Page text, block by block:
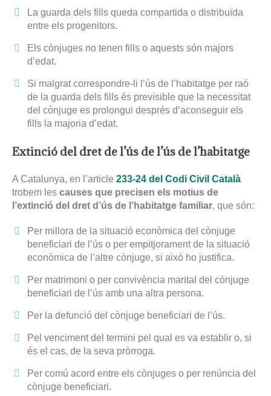
La guarda dels fills queda compartida o distribuïda
entre els progenitors.
Els cònjuges no tenen fills o aquests són majors
d’edat.
Si malgrat correspondre-li l’ús de l’habitatge per raó
de la guarda dels fills és previsible que la necessitat
del cònjuge es prolongui després d’aconseguir els
fills la majoria d’edat.
Extinció del dret de l’ús de l’ús de l’habitatge
A Catalunya, en l’article 233-24 del Codi Civil Català
trobem les causes que precisen els motius de
l’extinció del dret d’ús de l’habitatge familiar, que són:
Per millora de la situació econòmica del cònjuge
beneficiari de l’ús o per empitjorament de la situació
econòmica de l’altre cònjuge, si això ho justifica.
Per matrimoni o per convivència marital del cònjuge
beneficiari de l’ús amb una altra persona.
Per la defunció del cònjuge beneficiari de l’ús.
Pel venciment del termini pel qual es va establir o, si
és el cas, de la seva pròrroga.
Per comú acord entre els cònjuges o per renúncia del
cònjuge beneficiari.